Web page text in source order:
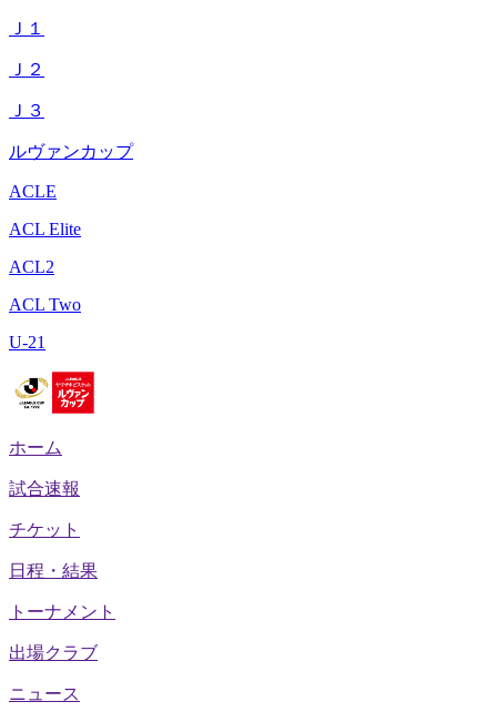
Ｊ１
Ｊ２
Ｊ３
ルヴァンカップ
ACLE
ACL Elite
ACL2
ACL Two
U-21
ホーム
試合速報
チケット
日程・結果
トーナメント
出場クラブ
ニュース